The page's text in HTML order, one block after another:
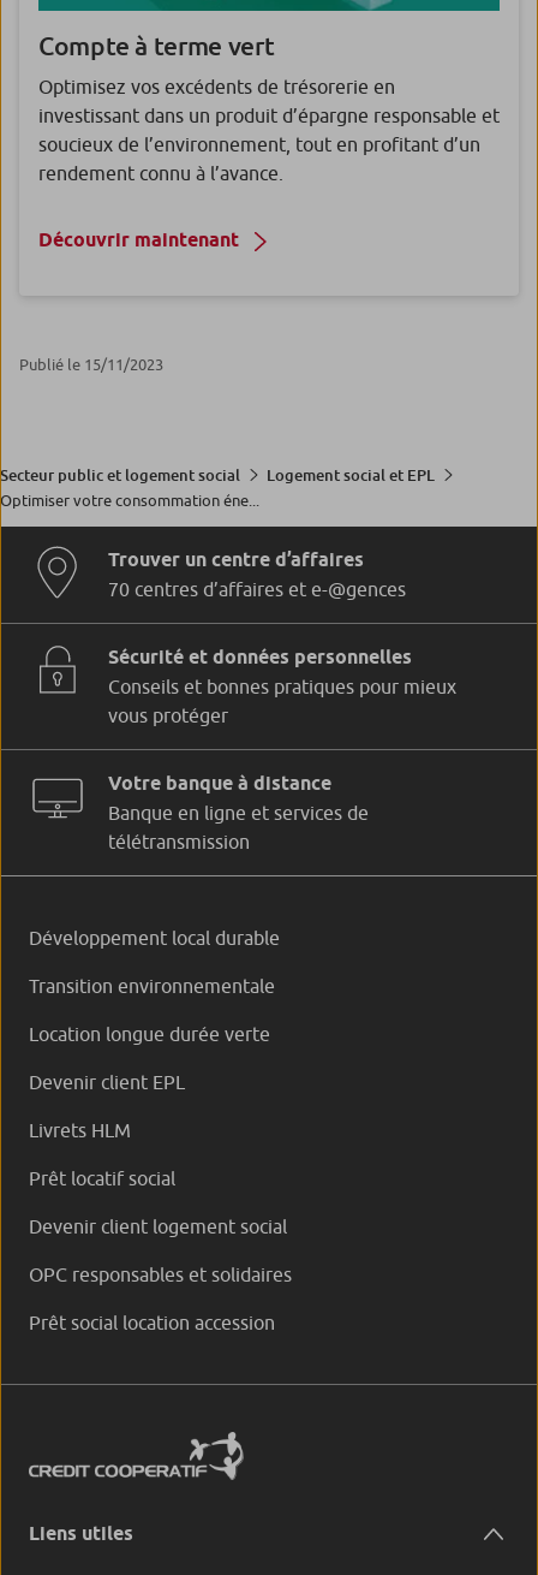
Compte à terme vert
Optimisez vos excédents de trésorerie en
investissant dans un produit d’épargne responsable et
soucieux de l’environnement, tout en profitant d’un
rendement connu à l’avance.
Découvrir maintenant
Publié le 15/11/2023
Secteur public et logement social
Logement social et EPL
Optimiser votre consommation éne...
Trouver un centre d’affaires
70 centres d’affaires et e-@gences
Sécurité et données personnelles
Conseils et bonnes pratiques pour mieux
vous protéger
Votre banque à distance
Banque en ligne et services de
télétransmission
Développement local durable
Transition environnementale
Location longue durée verte
Devenir client EPL
Livrets HLM
Prêt locatif social
Devenir client logement social
OPC responsables et solidaires
Prêt social location accession
Liens utiles